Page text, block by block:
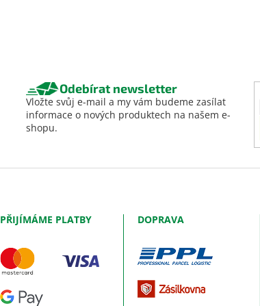
Odebírat newsletter
Vložte svůj e-mail a my vám budeme zasílat
informace o nových produktech na našem e-
shopu.
PŘIJÍMÁME PLATBY DOPRAVA